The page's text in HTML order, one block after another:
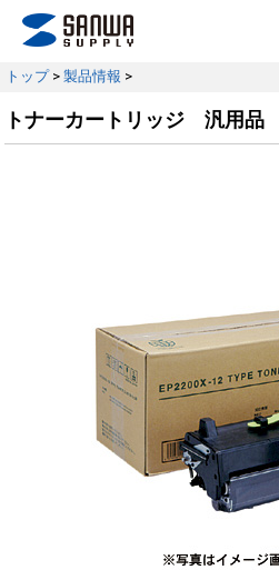
トップ> 製品情報 >
トナーカートリッジ 汎用品